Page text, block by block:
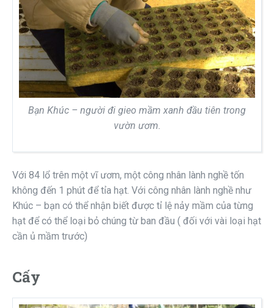
Bạn Khúc – người đi gieo mầm xanh đầu tiên trong
vườn ươm.
Với 84 lổ trên một vĩ ươm, một công nhân lành nghề tốn
không đến 1 phút để tỉa hạt. Với công nhân lành nghề như
Khúc – bạn có thể nhận biết được tỉ lệ nảy mầm của từng
hạt để có thể loại bỏ chúng từ ban đầu ( đối với vài loại hạt
cần ủ mầm trước)
Cấy